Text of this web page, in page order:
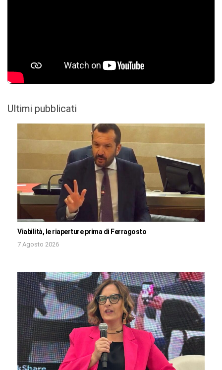
Ultimi pubblicati
Viabilità, le riaperture prima di Ferragosto
7 Agosto 2026